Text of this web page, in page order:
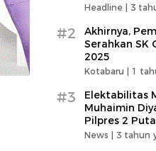
Headline | 3
#2
Akhirnya,
Serahkan SK
2025
Kotabaru | 1
#3
Elektabilitas
Muhaimin
Pilpres 2
News | 3 tahun